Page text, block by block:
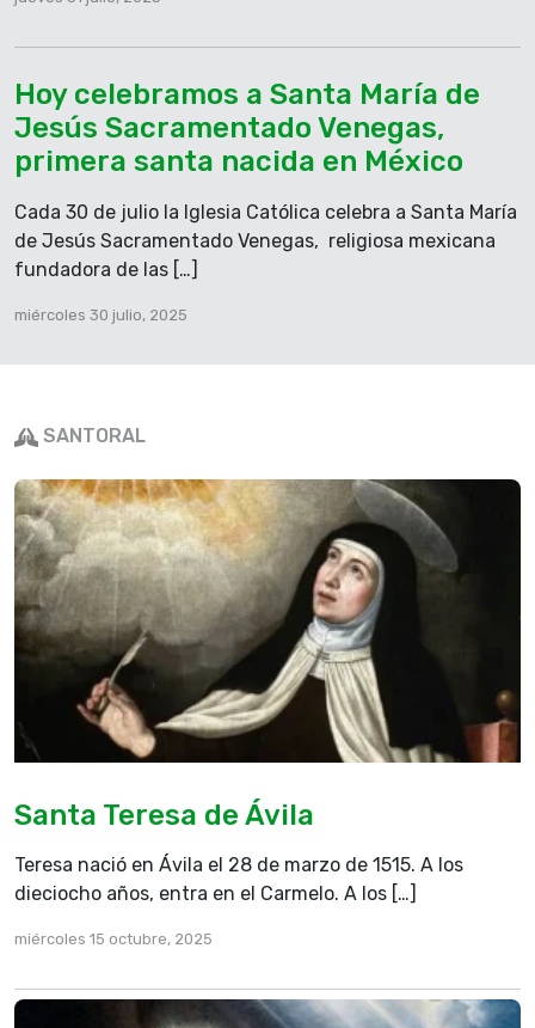
del viento, le entró miedo, comenzó a hundirse y
poca fe, ¿por qué dudaste?» En cuanto subieron a
la barca, el viento se calmó. Los que estaban en la
barca se postraron ante Jesús, diciendo:
«Verdaderamente tú eres el Hijo de Dios».
Palabra del Señor.
Hoy celebramos a Santa María de
Jesús Sacramentado Venegas,
primera santa nacida en México
Cada 30 de julio la Iglesia Católica celebra a Santa María
de Jesús Sacramentado Venegas, religiosa mexicana
fundadora de las […]
miércoles 30 julio, 2025
SANTORAL
Santa Teresa de Ávila
Teresa nació en Ávila el 28 de marzo de 1515. A los
dieciocho años, entra en el Carmelo. A los […]
miércoles 15 octubre, 2025